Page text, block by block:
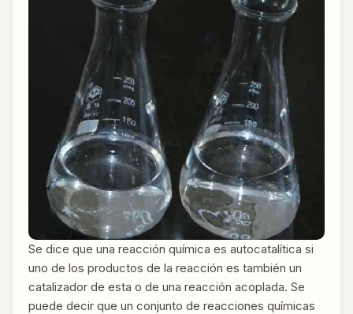
Se dice que una reacción química es autocatalítica si
uno de los productos de la reacción es también un
catalizador de esta o de una reacción acoplada. Se
puede decir que un conjunto de reacciones químicas